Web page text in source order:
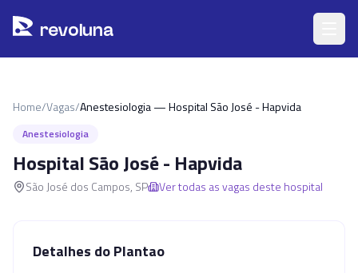
revoluna
Home/Vagas/Anestesiologia — Hospital São José - Hapvida
Anestesiologia
Hospital São José - Hapvida
São José dos Campos, SP Ver todas as vagas deste hospital
Detalhes do Plantao